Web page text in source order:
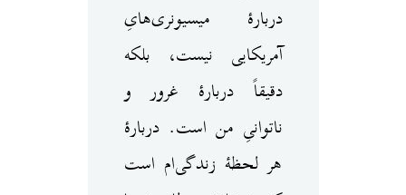
دربارهٔ میسیونری‌هایِ
آمریکایی نیست، بلکه
دقیقاً دربارهٔ غرور و
ناتوانیِ من است. دربارهٔ
هر لحظهٔ زندگی‌ام است